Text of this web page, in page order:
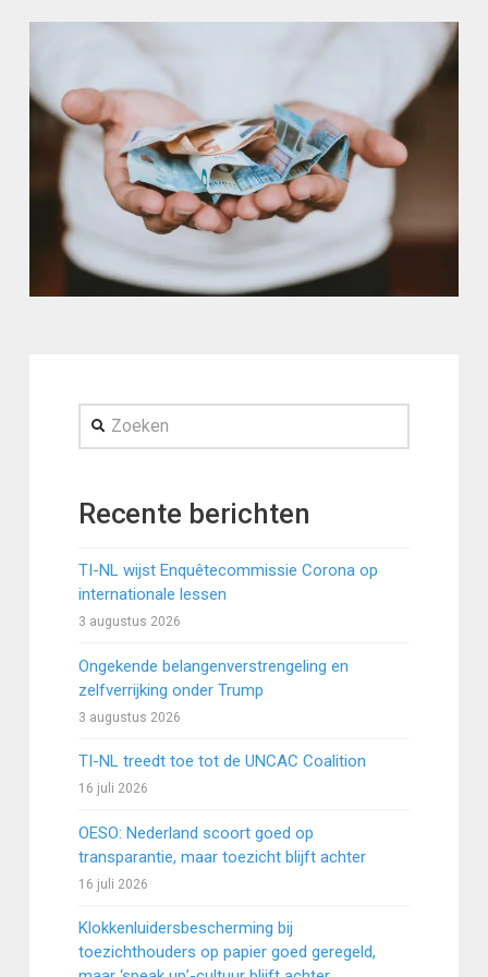
Zoeken
Recente berichten
TI-NL wijst Enquêtecommissie Corona op
internationale lessen
3 augustus 2026
Ongekende belangenverstrengeling en
zelfverrijking onder Trump
3 augustus 2026
TI-NL treedt toe tot de UNCAC Coalition
16 juli 2026
OESO: Nederland scoort goed op
transparantie, maar toezicht blijft achter
16 juli 2026
Klokkenluidersbescherming bij
toezichthouders op papier goed geregeld,